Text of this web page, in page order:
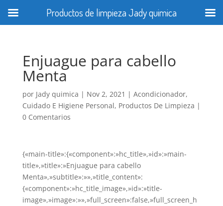
Enjuague para cabello
Menta
por Jady quimica | Nov 2, 2021 | Acondicionador,
Cuidado E Higiene Personal, Productos De Limpieza |
0 Comentarios
{«main-title»:{«component»:»hc_title»,»id»:»main-
title»,»title»:»Enjuague para cabello
Menta»,»subtitle»:»»,»title_content»:
{«component»:»hc_title_image»,»id»:»title-
image»,»image»:»»,»full_screen»:false,»full_screen_h
Productos de limpieza Jady quimica